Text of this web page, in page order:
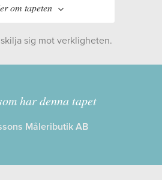
om tapeten
Trädgården
sig mot verkligheten.
har denna tapet
Måleributik AB